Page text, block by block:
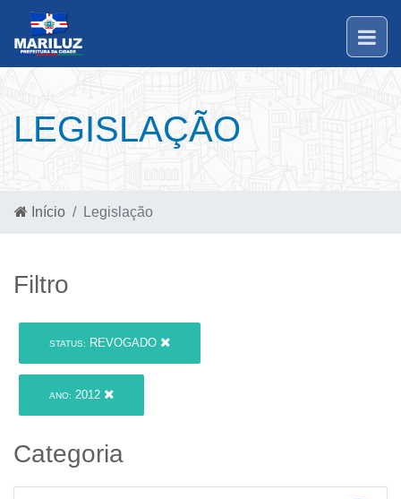
LEGISLAÇÃO
Início Legislação
Filtro
STATUS: REVOGADO
ANO: 2012
Categoria